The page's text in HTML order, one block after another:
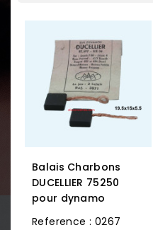
Balais Charbons
DUCELLIER 75250
pour dynamo
Reference : 0267